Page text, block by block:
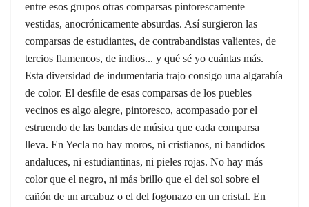
entre esos grupos otras comparsas pintorescamente
vestidas, anocrónicamente absurdas. Así surgieron las
comparsas de estudiantes, de contrabandistas valientes, de
tercios flamencos, de indios... y qué sé yo cuántas más.
Esta diversidad de indumentaria trajo consigo una algarabía
de color. El desfile de esas comparsas de los puebles
vecinos es algo alegre, pintoresco, acompasado por el
estruendo de las bandas de música que cada comparsa
lleva. En Yecla no hay moros, ni cristianos, ni bandidos
andaluces, ni estudiantinas, ni pieles rojas. No hay más
color que el negro, ni más brillo que el del sol sobre el
cañón de un arcabuz o el del fogonazo en un cristal. En